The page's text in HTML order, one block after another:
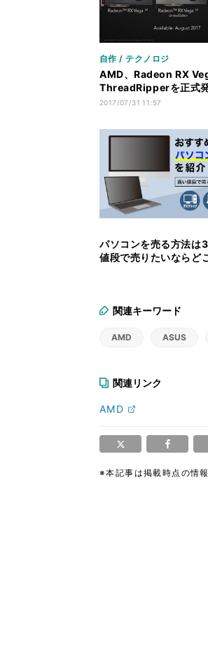
自作 / テクノロジ
AMD、Radeon RX
ThreadRipperを正式
らも8月中に登場
2017/07/31 11:57
パソコンを売る方法は
値段で売りたいならど
関連キーワード
AMD ASUS
関連リンク
AMD
※本記事は掲載時点の情